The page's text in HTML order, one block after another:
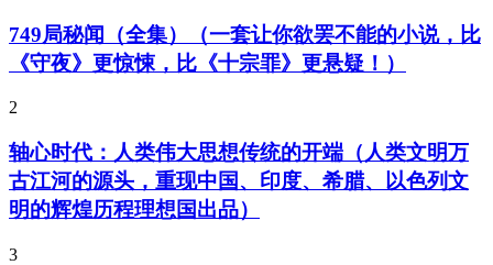
749局秘闻（全集）（一套让你欲罢不能的小说，比
《守夜》更惊悚，比《十宗罪》更悬疑！）
2
轴心时代：人类伟大思想传统的开端（人类文明万
古江河的源头，重现中国、印度、希腊、以色列文
明的辉煌历程理想国出品）
3